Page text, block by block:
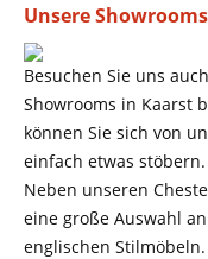
Unsere Showrooms
Besuchen Sie uns
Showrooms in Kaarst
können Sie sich von
einfach etwas
Neben unseren
eine große Auswahl
englischen